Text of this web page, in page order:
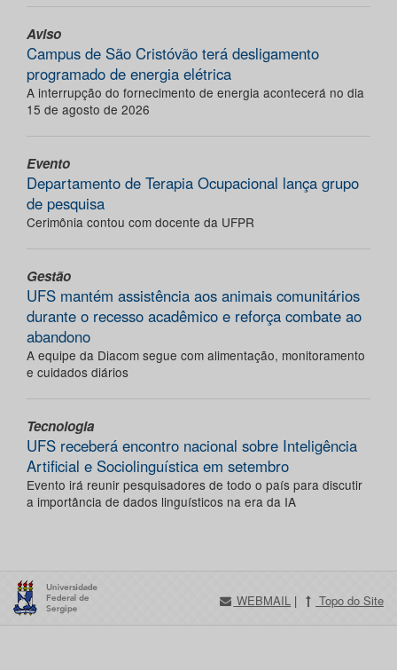
Aviso
Campus de São Cristóvão terá desligamento
programado de energia elétrica
A interrupção do fornecimento de energia acontecerá no dia
15 de agosto de 2026
Evento
Departamento de Terapia Ocupacional lança grupo
de pesquisa
Cerimônia contou com docente da UFPR
Gestão
UFS mantém assistência aos animais comunitários
durante o recesso acadêmico e reforça combate ao
abandono
A equipe da Diacom segue com alimentação, monitoramento
e cuidados diários
Tecnologia
UFS receberá encontro nacional sobre Inteligência
Artificial e Sociolinguística em setembro
Evento irá reunir pesquisadores de todo o país para discutir
a importância de dados linguísticos na era da IA
WEBMAIL | Topo do Site